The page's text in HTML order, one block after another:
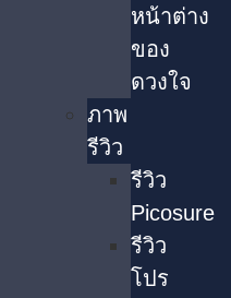
หน้าต่าง
ของ
ดวงใจ
ภาพ
รีวิว
รีวิว
Picosure
รีวิว
โปร